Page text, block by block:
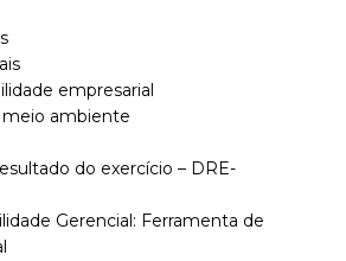
empresarial
ambiente
do exercício – DRE-
Gerencial: Ferramenta de